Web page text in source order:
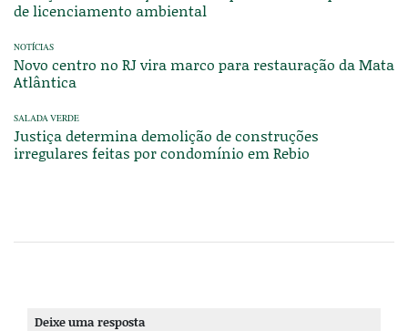
de licenciamento ambiental
NOTÍCIAS
Novo centro no RJ vira marco para restauração da Mata
Atlântica
SALADA VERDE
Justiça determina demolição de construções
irregulares feitas por condomínio em Rebio
Deixe uma resposta